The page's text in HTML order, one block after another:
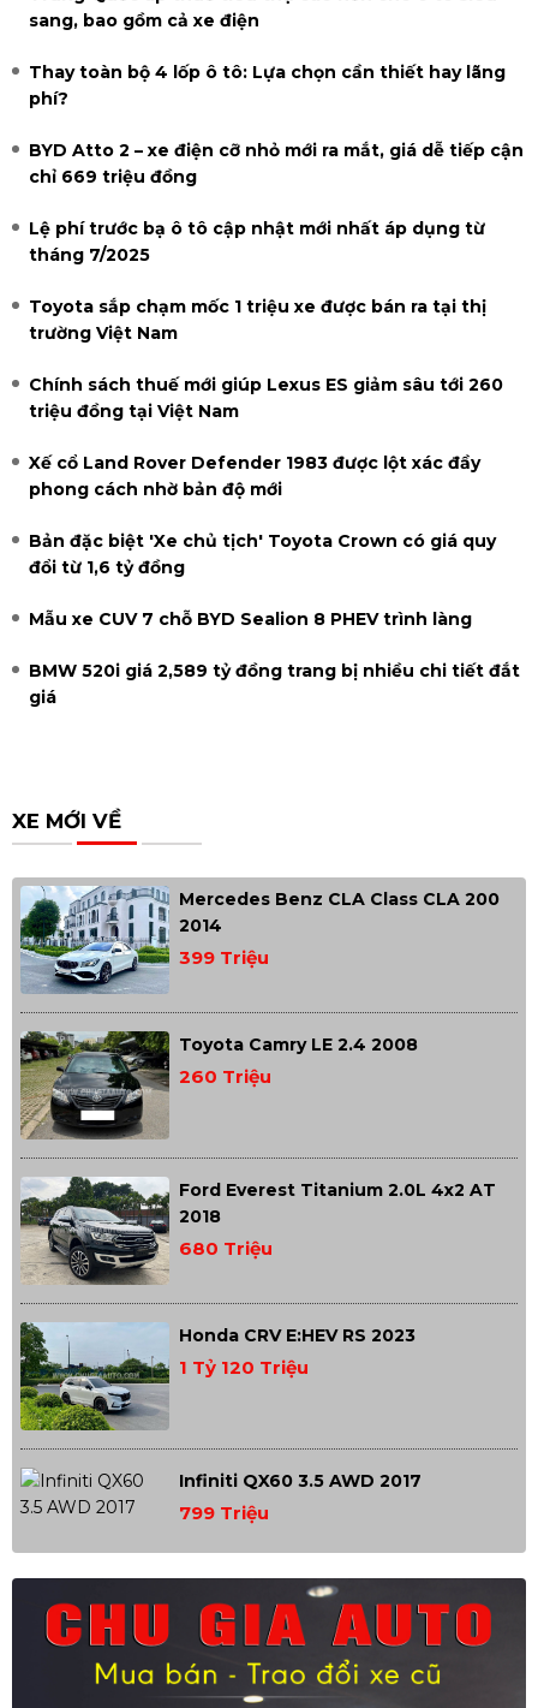
sang, bao gồm cả xe điện
Thay toàn bộ 4 lốp ô tô: Lựa chọn cần thiết hay lãng
phí?
BYD Atto 2 – xe điện cỡ nhỏ mới ra mắt, giá dễ tiếp cận
chỉ 669 triệu đồng
Lệ phí trước bạ ô tô cập nhật mới nhất áp dụng từ
tháng 7/2025
Toyota sắp chạm mốc 1 triệu xe được bán ra tại thị
trường Việt Nam
Chính sách thuế mới giúp Lexus ES giảm sâu tới 260
triệu đồng tại Việt Nam
Xế cổ Land Rover Defender 1983 được lột xác đầy
phong cách nhờ bản độ mới
Bản đặc biệt 'Xe chủ tịch' Toyota Crown có giá quy
đổi từ 1,6 tỷ đồng
Mẫu xe CUV 7 chỗ BYD Sealion 8 PHEV trình làng
BMW 520i giá 2,589 tỷ đồng trang bị nhiều chi tiết đắt
giá
XE MỚI VỀ
Mercedes Benz CLA Class CLA 200
2014
399 Triệu
Toyota Camry LE 2.4 2008
260 Triệu
Ford Everest Titanium 2.0L 4x2 AT
2018
680 Triệu
Honda CRV E:HEV RS 2023
1 Tỷ 120 Triệu
Infiniti QX60 3.5 AWD 2017
799 Triệu